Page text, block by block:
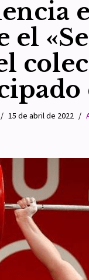
el
15 de abril de 2022